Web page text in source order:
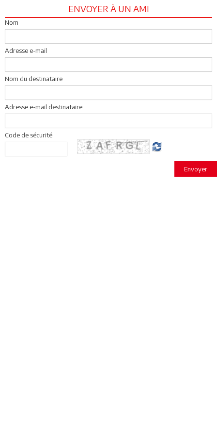
ENVOYER À UN AMI
Nom
Adresse e-mail
Nom du destinataire
Adresse e-mail destinataire
Code de sécurité
Envoyer